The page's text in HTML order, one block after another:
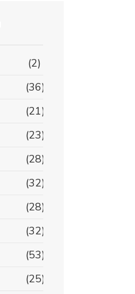
(2)
(36)
(21)
(23)
(28)
(32)
(28)
(32)
(53)
(25)